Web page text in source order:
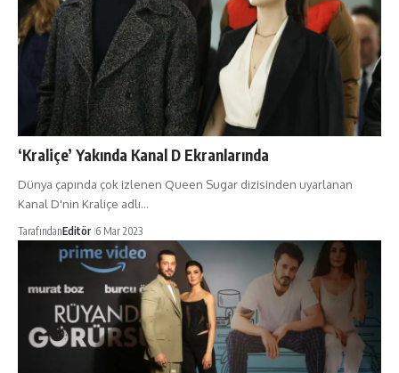
‘Kraliçe’ Yakında Kanal D Ekranlarında
Dünya çapında çok izlenen Queen Sugar dizisinden uyarlanan
Kanal D'nin Kraliçe adlı…
TarafındanEditör 6 Mar 2023